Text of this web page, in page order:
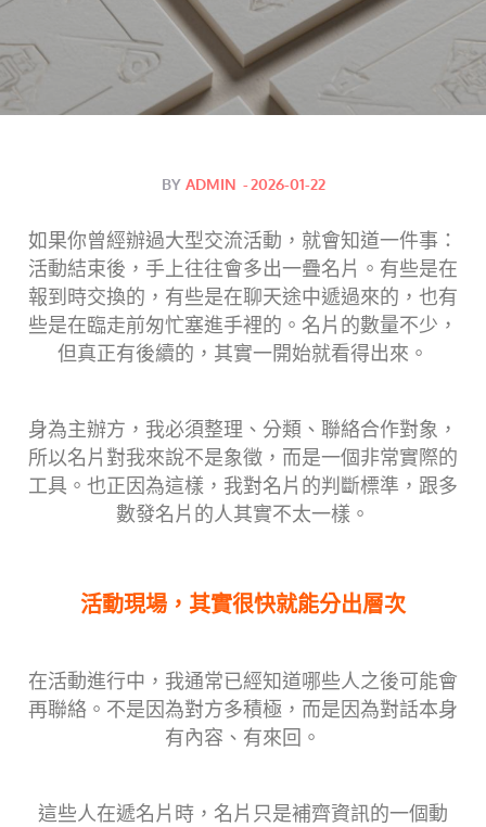
BY ADMINPosted
2026-01-22
如果你曾經辦過大型交流活動，就會知道一件事：
活動結束後，手上往往會多出一疊名片 。有些是在
報到時交換的，有些是在聊天途中遞過來的，也有
些是在臨走前匆忙塞進手裡的。名片的數量不少，
但真正有後續的，其實一開始就看得出來。
身為主辦方，我必須整理、分類、聯絡合作對象，
所以名片對我來說不是象徵，而是一個非常實際的
工具。也正因為這樣，我對名片的判斷標準，跟多
數發名片的人其實不太一樣。
活動現場，其實很快就能分出層次
在活動進行中，我通常已經知道哪些人之後可能會
再聯絡。不是因為對方多積極，而是因為對話本身
有內容、有來回。
這些人在遞名片時，名片只是補齊資訊的一個動